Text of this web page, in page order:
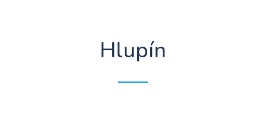
Hlupín